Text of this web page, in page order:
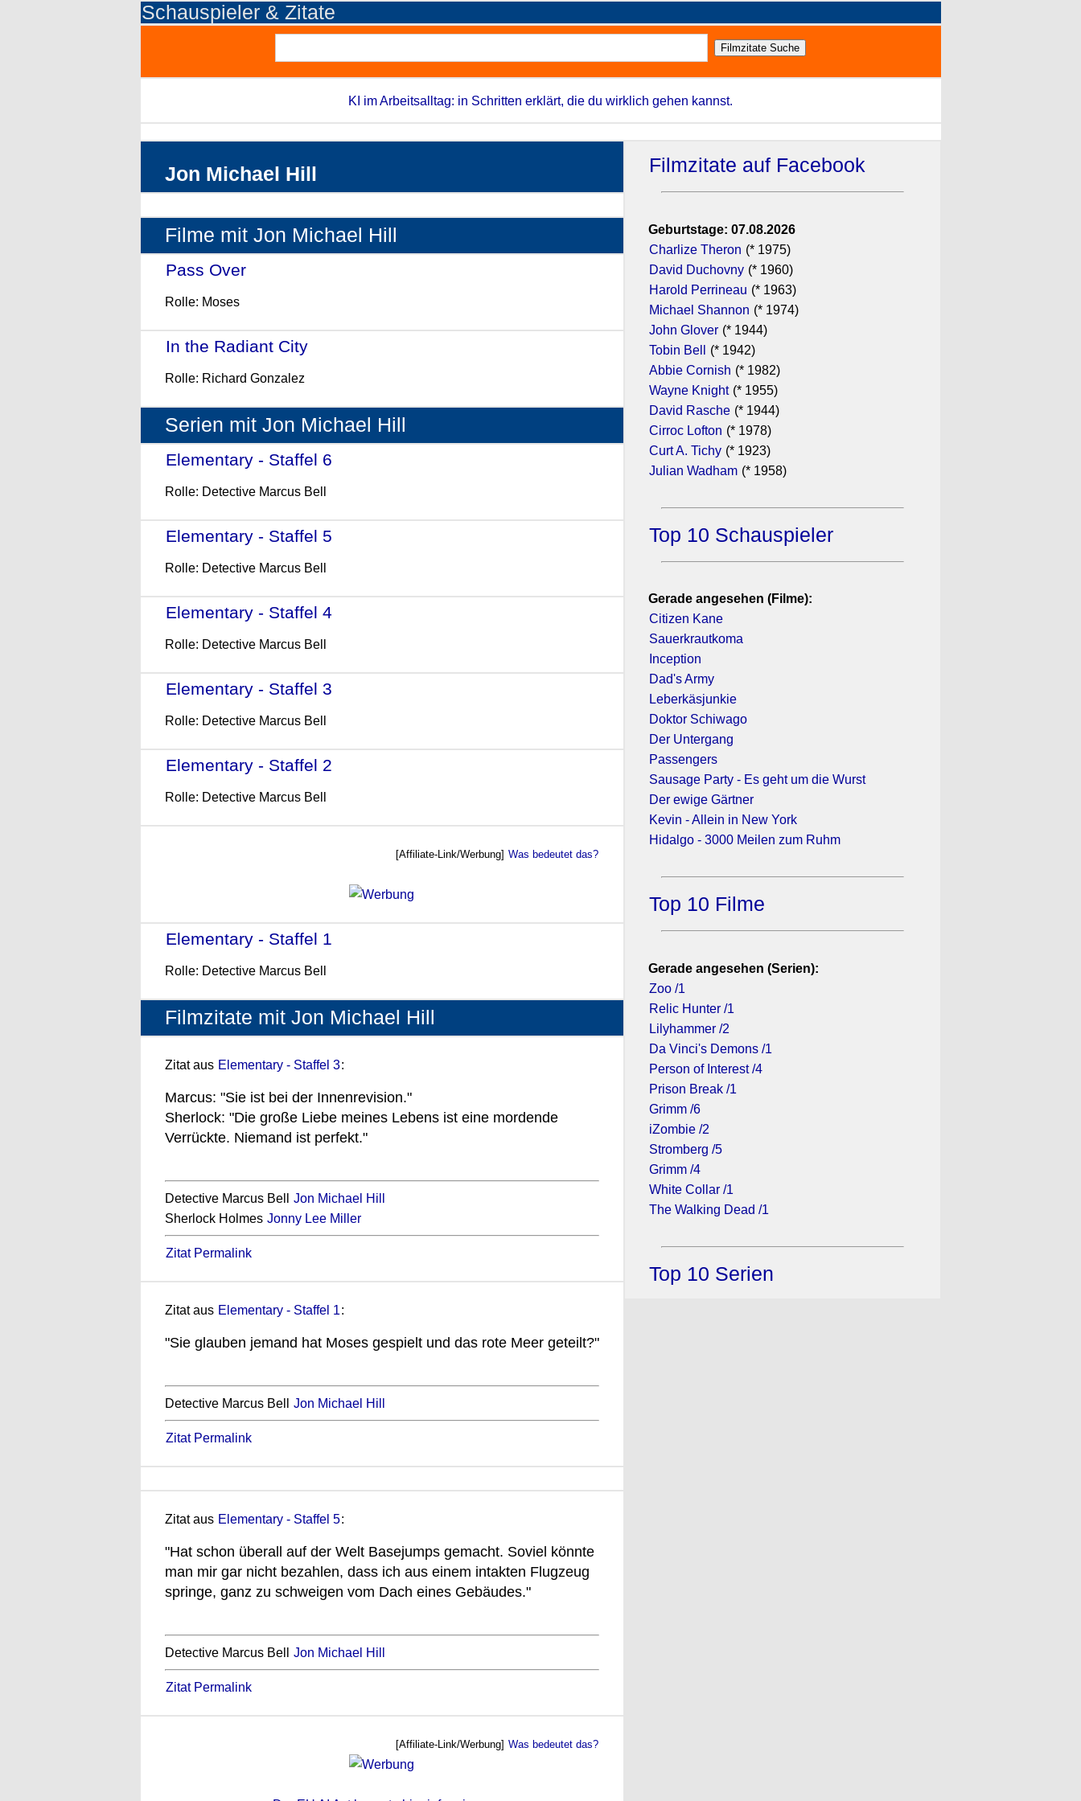
Schauspieler & Zitate
KI im Arbeitsalltag: in Schritten erklärt, die du wirklich gehen kannst.
Jon Michael Hill
Filme mit Jon Michael Hill
Pass Over
Rolle: Moses
In the Radiant City
Rolle: Richard Gonzalez
Serien mit Jon Michael Hill
Elementary - Staffel 6
Rolle: Detective Marcus Bell
Elementary - Staffel 5
Rolle: Detective Marcus Bell
Elementary - Staffel 4
Rolle: Detective Marcus Bell
Elementary - Staffel 3
Rolle: Detective Marcus Bell
Elementary - Staffel 2
Rolle: Detective Marcus Bell
[Affiliate-Link/Werbung] Was bedeutet das?
Elementary - Staffel 1
Rolle: Detective Marcus Bell
Filmzitate mit Jon Michael Hill
Zitat aus Elementary - Staffel 3:
Marcus: "Sie ist bei der Innenrevision."
Sherlock: "Die große Liebe meines Lebens ist eine mordende
Verrückte. Niemand ist perfekt."
Detective Marcus Bell Jon Michael Hill
Sherlock Holmes Jonny Lee Miller
Zitat Permalink
Zitat aus Elementary - Staffel 1:
"Sie glauben jemand hat Moses gespielt und das rote Meer geteilt?"
Detective Marcus Bell Jon Michael Hill
Zitat Permalink
Zitat aus Elementary - Staffel 5:
"Hat schon überall auf der Welt Basejumps gemacht. Soviel könnte
man mir gar nicht bezahlen, dass ich aus einem intakten Flugzeug
springe, ganz zu schweigen vom Dach eines Gebäudes."
Detective Marcus Bell Jon Michael Hill
Zitat Permalink
[Affiliate-Link/Werbung] Was bedeutet das?
Filmzitate auf Facebook
Geburtstage: 07.08.2026
Charlize Theron (* 1975)
David Duchovny (* 1960)
Harold Perrineau (* 1963)
Michael Shannon (* 1974)
John Glover (* 1944)
Tobin Bell
(* 1942)
Abbie Cornish (* 1982)
Wayne Knight (* 1955)
David Rasche (* 1944)
Cirroc Lofton (* 1978)
Curt A. Tichy (* 1923)
Julian Wadham (* 1958)
Top 10 Schauspieler
Gerade angesehen (Filme):
Citizen Kane
Sauerkrautkoma
Inception
Dad's Army
Leberkäsjunkie
Doktor Schiwago
Der Untergang
Passengers
Sausage Party - Es geht um die Wurst
Der ewige Gärtner
Kevin - Allein in New York
Hidalgo - 3000 Meilen zum Ruhm
Top 10 Filme
Gerade angesehen (Serien):
Zoo /1
Relic Hunter /1
Lilyhammer /2
Da Vinci's Demons /1
Person of Interest /4
Prison Break /1
Grimm /6
iZombie /2
Stromberg /5
Grimm /4
White Collar /1
The Walking Dead /1
Top 10 Serien